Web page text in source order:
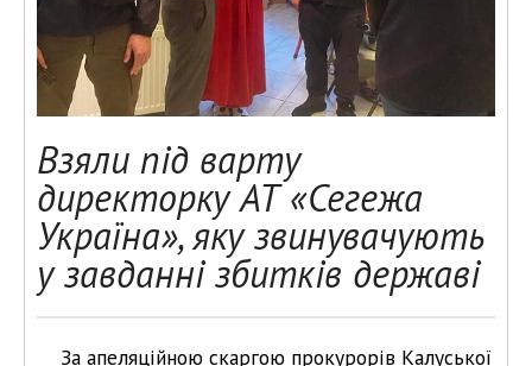
Взяли під варту
директорку АТ «Сегежа
Україна», яку звинувачують
у завданні збитків державі
За апеляційною скаргою прокурорів Калуської